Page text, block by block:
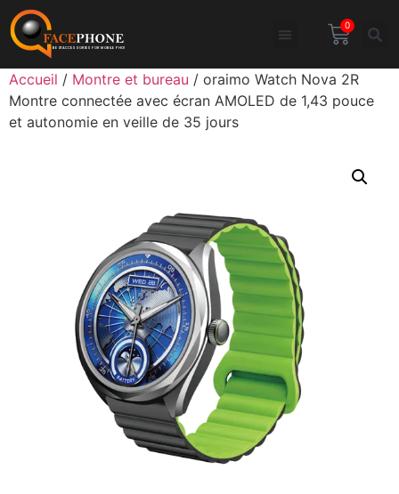
0
Accueil / Montre et bureau / oraimo Watch Nova 2R
Montre connectée avec écran AMOLED de 1,43 pouce
et autonomie en veille de 35 jours